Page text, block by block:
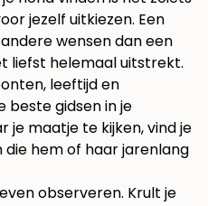
jezelf uitkiezen. Een
wensen dan een
liefst helemaal uitstrekt.
leeftijd en
beste gidsen in je
je maatje te kijken, vind je
hem of haar jarenlang
observeren. Krult je